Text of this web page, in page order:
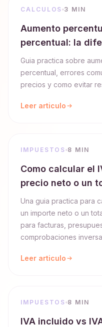
CALCULOS 3 MIN
Aumento
percentual: la
Guia practica sobre
percentual, errores
precios y como evitar
Leer articulo
IMPUESTOS 8 MIN
Como calcular el
precio neto o un
Una guia practica para
un importe neto o un
para facturas,
comprobaciones
Leer articulo
IMPUESTOS 8 MIN
IVA incluido vs